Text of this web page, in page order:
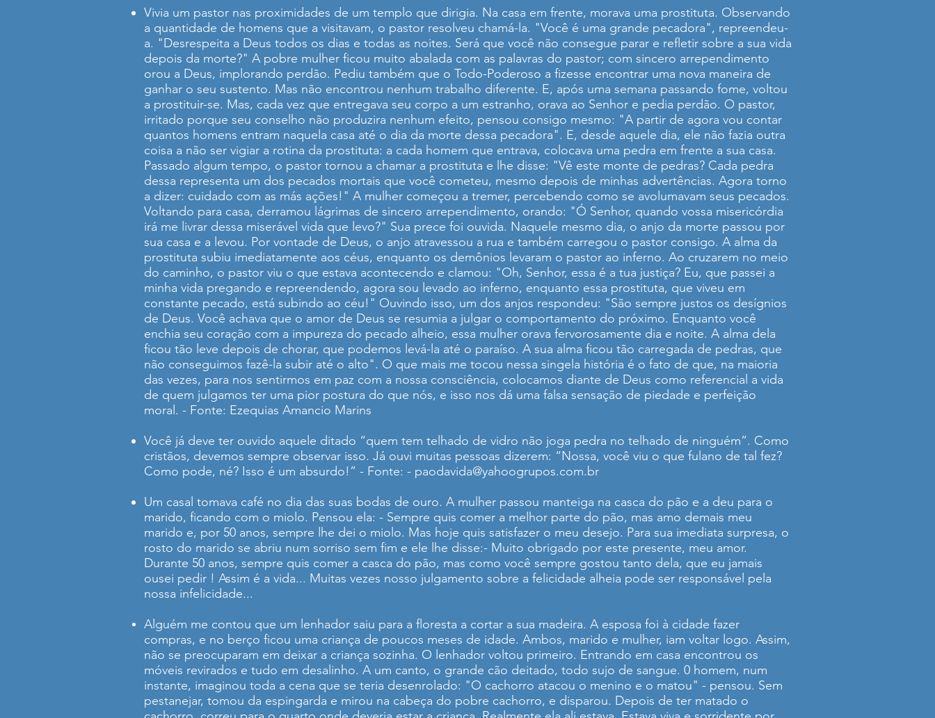
Vivia um pastor nas proximidades de um templo que dirigia. Na casa em frente, morava uma prostituta. Observando
a quantidade de homens que a visitavam, o pastor resolveu chamá-la. "Você é uma grande pecadora", repreendeu-
a. "Desrespeita a Deus todos os dias e todas as noites. Será que você não consegue parar e refletir sobre a sua vida
depois da morte?" A pobre mulher ficou muito abalada com as palavras do pastor; com sincero arrependimento
orou a Deus, implorando perdão. Pediu também que o Todo-Poderoso a fizesse encontrar uma nova maneira de
ganhar o seu sustento. Mas não encontrou nenhum trabalho diferente. E, após uma semana passando fome, voltou
a prostituir-se. Mas, cada vez que entregava seu corpo a um estranho, orava ao Senhor e pedia perdão. O pastor,
irritado porque seu conselho não produzira nenhum efeito, pensou consigo mesmo: "A partir de agora vou contar
quantos homens entram naquela casa até o dia da morte dessa pecadora". E, desde aquele dia, ele não fazia outra
coisa a não ser vigiar a rotina da prostituta: a cada homem que entrava, colocava uma pedra em frente a sua casa.
Passado algum tempo, o pastor tornou a chamar a prostituta e lhe disse: "Vê este monte de pedras? Cada pedra
dessa representa um dos pecados mortais que você cometeu, mesmo depois de minhas advertências. Agora torno
a dizer: cuidado com as más ações!" A mulher começou a tremer, percebendo como se avolumavam seus pecados.
Voltando para casa, derramou lágrimas de sincero arrependimento, orando: "Ó Senhor, quando vossa misericórdia
irá me livrar dessa miserável vida que levo?" Sua prece foi ouvida. Naquele mesmo dia, o anjo da morte passou por
sua casa e a levou. Por vontade de Deus, o anjo atravessou a rua e também carregou o pastor consigo. A alma da
prostituta subiu imediatamente aos céus, enquanto os demônios levaram o pastor ao inferno. Ao cruzarem no meio
do caminho, o pastor viu o que estava acontecendo e clamou: "Oh, Senhor, essa é a tua justiça? Eu, que passei a
minha vida pregando e repreendendo, agora sou levado ao inferno, enquanto essa prostituta, que viveu em
constante pecado, está subindo ao céu!" Ouvindo isso, um dos anjos respondeu: "São sempre justos os desígnios
de Deus. Você achava que o amor de Deus se resumia a julgar o comportamento do próximo. Enquanto você
enchia seu coração com a impureza do pecado alheio, essa mulher orava fervorosamente dia e noite. A alma dela
ficou tão leve depois de chorar, que podemos levá-la até o paraíso. A sua alma ficou tão carregada de pedras, que
não conseguimos fazê-la subir até o alto". O que mais me tocou nessa singela história é o fato de que, na maioria
das vezes, para nos sentirmos em paz com a nossa consciência, colocamos diante de Deus como referencial a vida
de quem julgamos ter uma pior postura do que nós, e isso nos dá uma falsa sensação de piedade e perfeição
moral. - Fonte: Ezequias Amancio Marins
Você já deve ter ouvido aquele ditado “quem tem telhado de vidro não joga pedra no telhado de ninguém”. Como
cristãos, devemos sempre observar isso. Já ouvi muitas pessoas dizerem: “Nossa, você viu o que fulano de tal fez?
Como pode, né? Isso é um absurdo!” - Fonte: - paodavida@yahoogrupos.com.br
Um casal tomava café no dia das suas bodas de ouro. A mulher passou manteiga na casca do pão e a deu para o
marido, ficando com o miolo. Pensou ela: - Sempre quis comer a melhor parte do pão, mas amo demais meu
marido e, por 50 anos, sempre lhe dei o miolo. Mas hoje quis satisfazer o meu desejo. Para sua imediata surpresa, o
rosto do marido se abriu num sorriso sem fim e ele lhe disse:- Muito obrigado por este presente, meu amor.
Durante 50 anos, sempre quis comer a casca do pão, mas como você sempre gostou tanto dela, que eu jamais
ousei pedir ! Assim é a vida... Muitas vezes nosso julgamento sobre a felicidade alheia pode ser responsável pela
nossa infelicidade...
Alguém me contou que um lenhador saiu para a floresta a cortar a sua madeira. A esposa foi à cidade fazer
compras, e no berço ficou uma criança de poucos meses de idade. Ambos, marido e mulher, iam voltar logo. Assim,
não se preocuparam em deixar a criança sozinha. O lenhador voltou primeiro. Entrando em casa encontrou os
móveis revirados e tudo em desalinho. A um canto, o grande cão deitado, todo sujo de sangue. 0 homem, num
instante, imaginou toda a cena que se teria desenrolado: "O cachorro atacou o menino e o matou" - pensou. Sem
pestanejar, tomou da espingarda e mirou na cabeça do pobre cachorro, e disparou. Depois de ter matado o